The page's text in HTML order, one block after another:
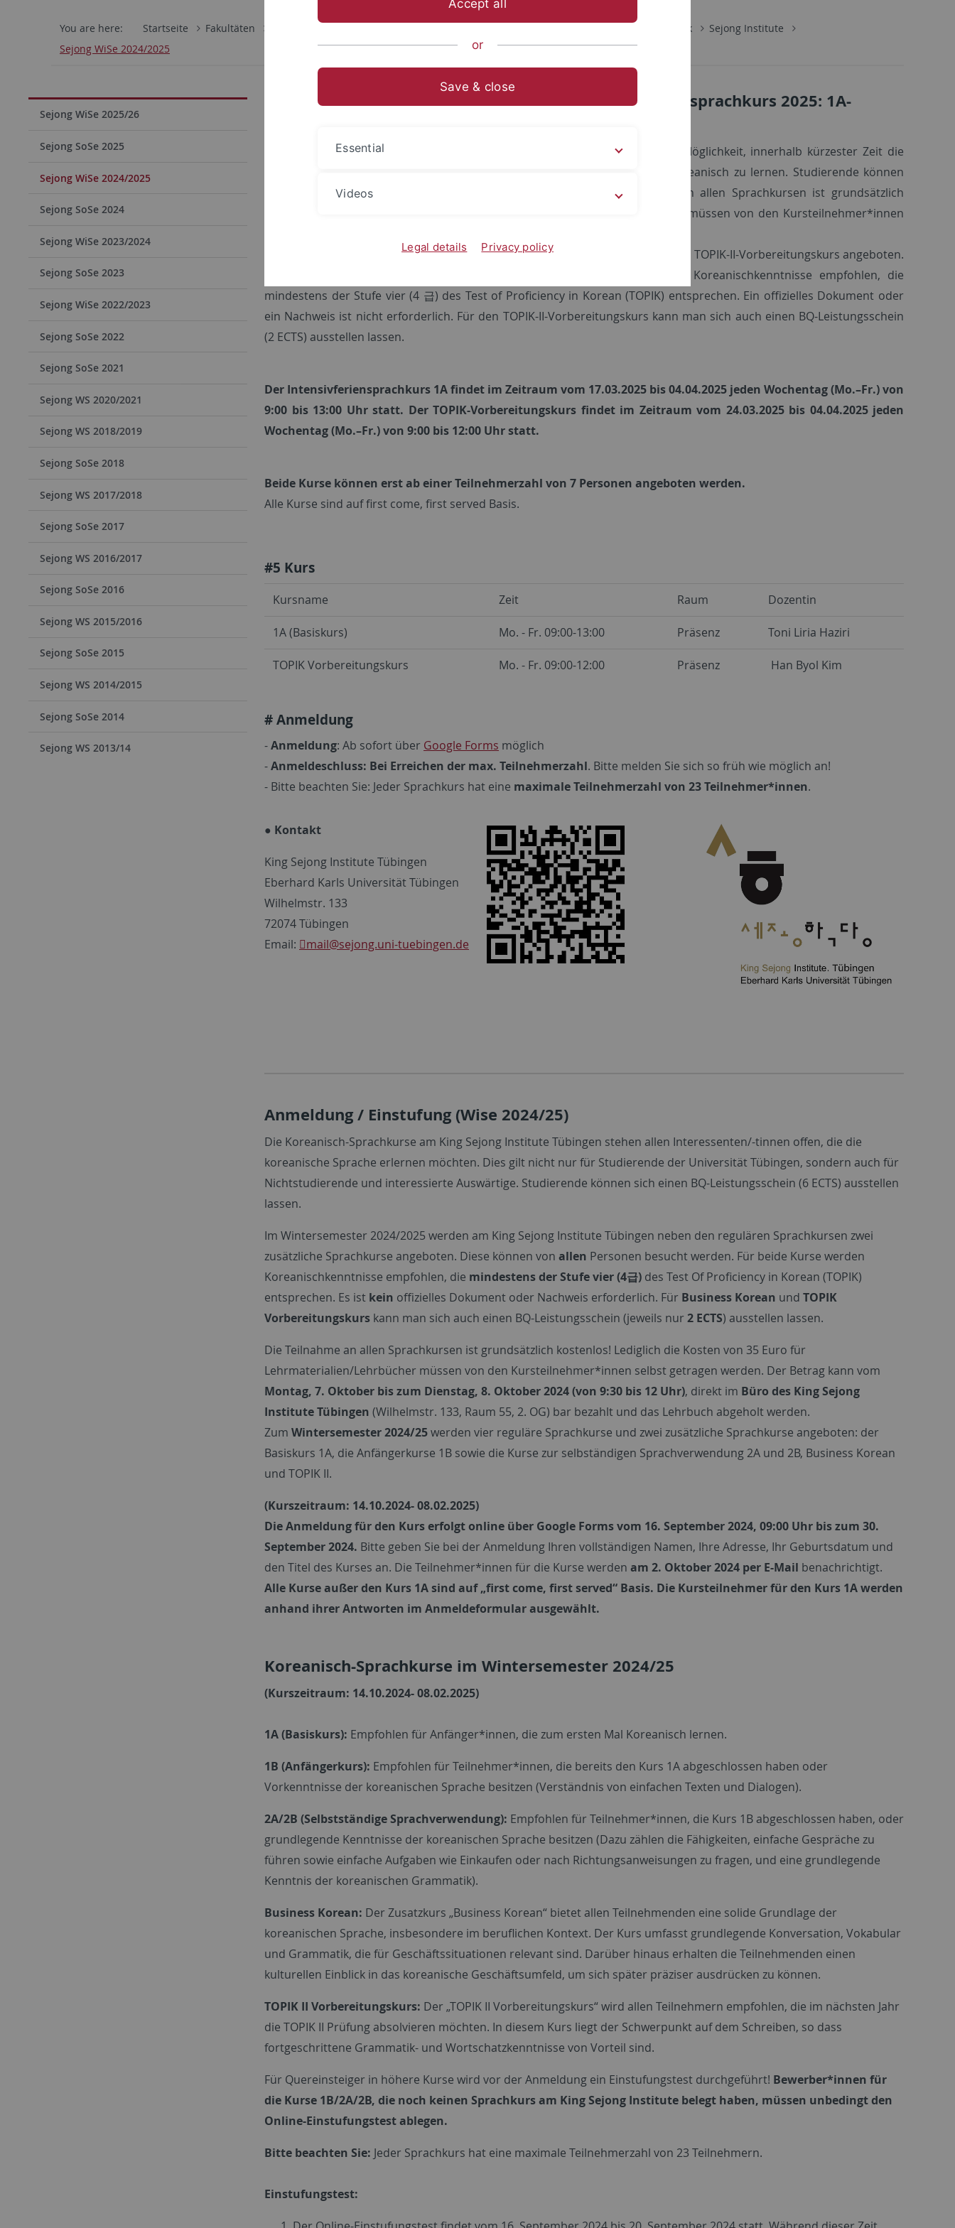
You are here: Startseite Fakultäten Koreanistik
Sejong Institute
Sejong WiSe 2024/2025
Sejong WiSe 2025/26
Sejong SoSe 2025
Sejong WiSe 2024/2025
Sejong SoSe 2024
Sejong WiSe 2023/2024
Sejong SoSe 2023
Sejong WiSe 2022/2023
Sejong SoSe 2022
Sejong SoSe 2021
Sejong WS 2020/2021
Sejong WS 2018/2019
Sejong SoSe 2018
Sejong WS 2017/2018
Sejong SoSe 2017
Sejong WS 2016/2017
Sejong SoSe 2016
Sejong WS 2015/2016
Sejong SoSe 2015
Sejong WS 2014/2015
Sejong SoSe 2014
Sejong WS 2013/14
King Sejong Institute Koreanisch Winter-Intensivferiensprachkurs 2025: 1A-
Der Intensivferiensprachkurs 1A des King Sejong Institute bietet Ihnen die Möglichkeit, innerhalb kürzester Zeit die
Grundlagen der koreanischen Sprache zu erfassen und alltagstaugliches Koreanisch zu lernen. Studierende können
sich einen BQ-Leistungsschein (4 ECTS) ausstellen lassen. Die Teilnahme an allen Sprachkursen ist grundsätzlich
für Lehrmaterialien/Lehrbücher müssen von den Kursteilnehmer*innen
Neben den regulären Sprachkursen wird am King Sejong Institute Tübingen ein TOPIK-II-Vorbereitungskurs angeboten.
Dieser kann von allen Personen besucht werden. Für den Kurs werden Koreanischkenntnisse empfohlen, die
mindestens der Stufe vier (4 급) des Test of Proficiency in Korean (TOPIK) entsprechen. Ein offizielles Dokument oder
ein Nachweis ist nicht erforderlich. Für den TOPIK-II-Vorbereitungskurs kann man sich auch einen BQ-Leistungsschein
(2 ECTS) ausstellen lassen.
Der Intensivferiensprachkurs 1A findet im Zeitraum vom 17.03.2025 bis 04.04.2025 jeden Wochentag (Mo.–Fr.) von
9:00 bis 13:00 Uhr statt. Der TOPIK-Vorbereitungskurs findet im Zeitraum vom 24.03.2025 bis 04.04.2025 jeden
Wochentag (Mo.–Fr.) von 9:00 bis 12:00 Uhr statt.
Beide Kurse können erst ab einer Teilnehmerzahl von 7 Personen angeboten werden.
Alle Kurse sind auf first come, first served Basis.
#5 Kurs
Kursname Zeit Raum Dozentin
1A (Basiskurs) Mo. - Fr. 09:00-13:00 Präsenz Toni Liria Haziri
TOPIK Vorbereitungskurs Mo. - Fr. 09:00-12:00 Präsenz Han Byol Kim
# Anmeldung
-Anmeldung: Ab sofort über Google Forms möglich
-Anmeldeschluss: Bei Erreichen der max. Teilnehmerzahl. Bitte melden Sie sich so früh wie möglich an!
- Bitte beachten Sie: Jeder Sprachkurs hat eine maximale Teilnehmerzahl von 23 Teilnehmer*innen.
● Kontakt
King Sejong Institute Tübingen
Eberhard Karls Universität Tübingen
Wilhelmstr. 133
72074 Tübingen
Email:
mail@sejong.uni-tuebingen.de
Anmeldung / Einstufung (Wise 2024/25)
Die Koreanisch-Sprachkurse am King Sejong Institute Tübingen stehen allen Interessenten/-tinnen offen, die die
koreanische Sprache erlernen möchten. Dies gilt nicht nur für Studierende der Universität Tübingen, sondern auch für
Nichtstudierende und interessierte Auswärtige. Studierende können sich einen BQ-Leistungsschein (6 ECTS) ausstellen
lassen.
Im Wintersemester 2024/2025 werden am King Sejong Institute Tübingen neben den regulären Sprachkursen zwei
zusätzliche Sprachkurse angeboten. Diese können von allen Personen besucht werden. Für beide Kurse werden
Koreanischkenntnisse empfohlen, die mindestens der Stufe vier (4급) des Test Of Proficiency in Korean (TOPIK)
entsprechen. Es ist kein offizielles Dokument oder Nachweis erforderlich. Für Business Korean und TOPIK
Vorbereitungskurs kann man sich auch einen BQ-Leistungsschein (jeweils nur 2 ECTS) ausstellen lassen.
Die Teilnahme an allen Sprachkursen ist grundsätzlich kostenlos! Lediglich die Kosten von 35 Euro für
Lehrmaterialien/Lehrbücher müssen von den Kursteilnehmer*innen selbst getragen werden. Der Betrag kann vom
Montag, 7. Oktober bis zum Dienstag, 8. Oktober 2024 (von 9:30 bis 12 Uhr), direkt im Büro des King Sejong
Institute Tübingen (Wilhelmstr. 133, Raum 55, 2. OG) bar bezahlt und das Lehrbuch abgeholt werden.
Zum Wintersemester 2024/25werden vier reguläre Sprachkurse und zwei zusätzliche Sprachkurse angeboten: der
Basiskurs 1A, die Anfängerkurse 1B sowie die Kurse zur selbständigen Sprachverwendung 2A und 2B, Business Korean
und TOPIK II.
(Kurszeitraum: 14.10.2024- 08.02.2025)
Die Anmeldung für den Kurs erfolgt online über Google Forms vom 16. September 2024, 09:00 Uhr bis zum 30.
September 2024. Bitte geben Sie bei der Anmeldung Ihren vollständigen Namen, Ihre Adresse, Ihr Geburtsdatum und
den Titel des Kurses an. Die Teilnehmer*innen für die Kurse werden am 2. Oktober 2024 per E-Mail benachrichtigt.
Alle Kurse außer den Kurs 1A sind auf „first come, first served“ Basis. Die Kursteilnehmer für den Kurs 1A werden
anhand ihrer Antworten im Anmeldeformular ausgewählt.
Koreanisch-Sprachkurse im Wintersemester 2024/25
(Kurszeitraum: 14.10.2024- 08.02.2025)
1A (Basiskurs): Empfohlen für Anfänger*innen, die zum ersten Mal Koreanisch lernen.
1B (Anfängerkurs): Empfohlen für Teilnehmer*innen, die bereits den Kurs 1A abgeschlossen haben oder
Vorkenntnisse der koreanischen Sprache besitzen (Verständnis von einfachen Texten und Dialogen).
2A/2B (Selbstständige Sprachverwendung): Empfohlen für Teilnehmer*innen, die Kurs 1B abgeschlossen haben, oder
grundlegende Kenntnisse der koreanischen Sprache besitzen (Dazu zählen die Fähigkeiten, einfache Gespräche zu
führen sowie einfache Aufgaben wie Einkaufen oder nach Richtungsanweisungen zu fragen, und eine grundlegende
Kenntnis der koreanischen Grammatik).
Business Korean: Der Zusatzkurs „Business Korean“ bietet allen Teilnehmenden eine solide Grundlage der
koreanischen Sprache, insbesondere im beruflichen Kontext. Der Kurs umfasst grundlegende Konversation, Vokabular
und Grammatik, die für Geschäftssituationen relevant sind. Darüber hinaus erhalten die Teilnehmenden einen
kulturellen Einblick in das koreanische Geschäftsumfeld, um sich später präziser ausdrücken zu können.
TOPIK II Vorbereitungskurs: Der „TOPIK II Vorbereitungskurs“ wird allen Teilnehmern empfohlen, die im nächsten Jahr
die TOPIK II Prüfung absolvieren möchten. In diesem Kurs liegt der Schwerpunkt auf dem Schreiben, so dass
fortgeschrittene Grammatik- und Wortschatzkenntnisse von Vorteil sind.
Für Quereinsteiger in höhere Kurse wird vor der Anmeldung ein Einstufungstest durchgeführt! Bewerber*innen für
die Kurse 1B/2A/2B, die noch keinen Sprachkurs am King Sejong Institute belegt haben, müssen unbedingt den
Online-Einstufungstest ablegen.
Bitte beachten Sie: Jeder Sprachkurs hat eine maximale Teilnehmerzahl von 23 Teilnehmern.
Einstufungstest:
Accept all
or
Save & close
Essential
Videos
Legal details Privacy policy